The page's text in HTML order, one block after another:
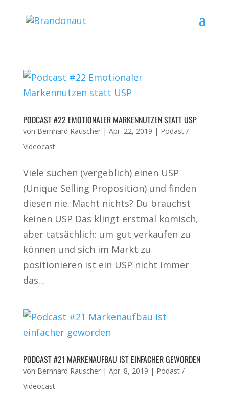
PODCAST #22 EMOTIONALER MARKENNUTZEN STATT USP
von Bernhard Rauscher| Apr. 22, 2019 | Podast /
Videocast
Viele suchen (vergeblich) einen USP
(Unique Selling Proposition) und finden
diesen nie. Macht nichts? Du brauchst
keinen USP Das klingt erstmal komisch,
aber tatsächlich: um gut verkaufen zu
können und sich im Markt zu
positionieren ist ein USP nicht immer
das...
PODCAST #21 MARKENAUFBAU IST EINFACHER GEWORDEN
von Bernhard Rauscher| Apr. 8, 2019 | Podast /
Videocast